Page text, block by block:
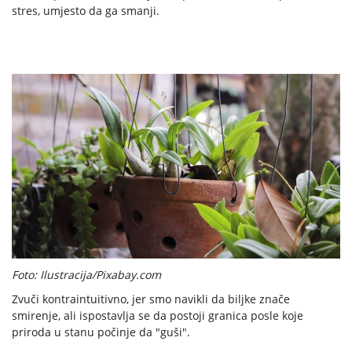
stres, umjesto da ga smanji.
Foto: Ilustracija/Pixabay.com
Zvuči kontraintuitivno, jer smo navikli da biljke znače
smirenje, ali ispostavlja se da postoji granica posle koje
priroda u stanu počinje da "guši".